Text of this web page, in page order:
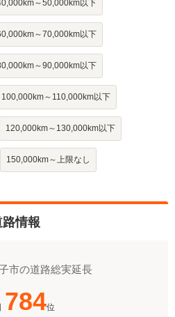
～50,000km以下
～70,000km以下
～90,000km以下
100,000km～110,000km以下
120,000km～130,000km以下
150,000km～上限なし
情報
市の道路総実延長
784位